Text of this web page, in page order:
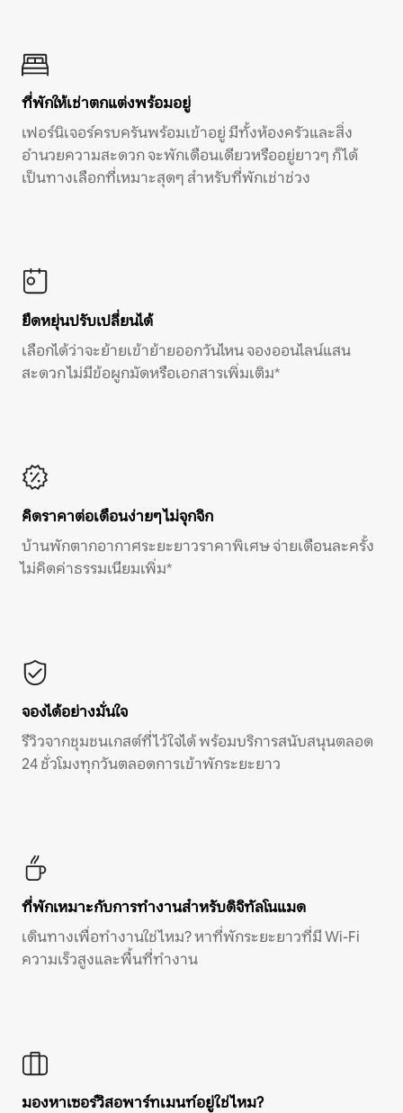
ที่พักให้เช่าตกแต่งพร้อมอยู่
เฟอร์นิเจอร์ครบครันพร้อมเข้าอยู่ มีทั้งห้องครัวและสิ่ง
อำนวยความสะดวก จะพักเดือนเดียวหรืออยู่ยาวๆ ก็ได้
เป็นทางเลือกที่เหมาะสุดๆ สำหรับที่พักเช่าช่วง
ยืดหยุ่นปรับเปลี่ยนได้
เลือกได้ว่าจะย้ายเข้าย้ายออกวันไหน จองออนไลน์แสน
สะดวก ไม่มีข้อผูกมัดหรือเอกสารเพิ่มเติม*
คิดราคาต่อเดือนง่ายๆ ไม่จุกจิก
บ้านพักตากอากาศระยะยาวราคาพิเศษ จ่ายเดือนละครั้ง
ไม่คิดค่าธรรมเนียมเพิ่ม*
จองได้อย่างมั่นใจ
รีวิวจากชุมชนเกสต์ที่ไว้ใจได้ พร้อมบริการสนับสนุนตลอด
24 ชั่วโมงทุกวันตลอดการเข้าพักระยะยาว
ที่พักเหมาะกับการทำงานสำหรับดิจิทัลโนแมด
เดินทางเพื่อทำงานใช่ไหม? หาที่พักระยะยาวที่มี Wi-Fi
ความเร็วสูงและพื้นที่ทำงาน
มองหาเซอร์วิสอพาร์ทเมนท์อยู่ใช่ไหม?